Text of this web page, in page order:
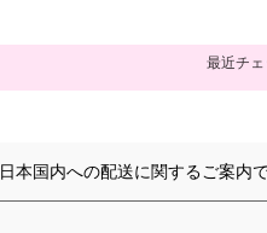
最近チ
日本国内への配送に関するご案内